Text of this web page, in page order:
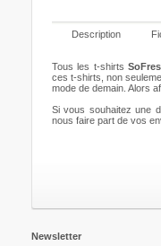
20,00 € 20,00 €
Description
Tous les t-shirts
ces t-shirts, non
mode de demain. Alors
Si vous souhaitez une
nous faire part de vos
Newsletter